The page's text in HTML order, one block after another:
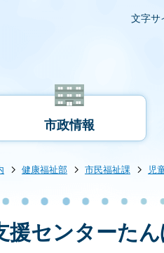
文字サ
市政情報
健康福祉部 市民福祉課 児
援センターた